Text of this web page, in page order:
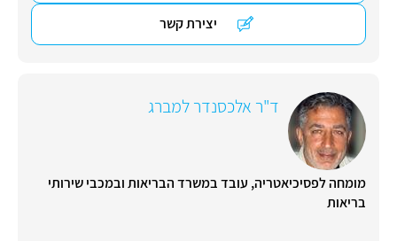
יצירת קשר
ד"ר אלכסנדר למברג
מומחה לפסיכיאטריה, עובד במשרד הבריאות ובמכבי שירותי
בריאות